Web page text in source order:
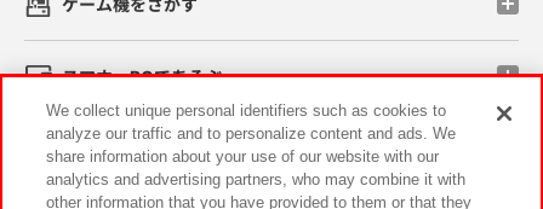
ゲーム機をさがす
スマホ・PCであそぶ
イベント・キャンペーン
We collect unique personal identifiers such as cookies to
analyze our traffic and to personalize content and ads. We
share information about your use of our website with our
analytics and advertising partners, who may combine it with
other information that you have provided to them or that they